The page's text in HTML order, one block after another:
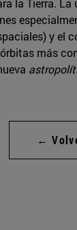
la Tierra.
y el
más
←